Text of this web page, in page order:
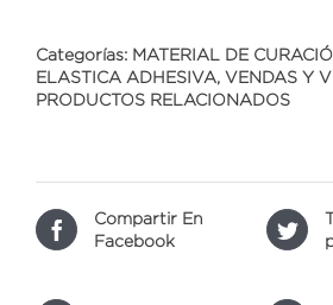
Categorías: MATERIAL DE
ELASTICA ADHESIVA, VENDAS Y
PRODUCTOS RELACIONADOS
Compartir En
Facebook